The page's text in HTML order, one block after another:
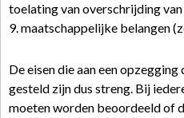
toelating van overschrijding
9. maatschappelijke belangen
De eisen die aan een
gesteld zijn dus streng. Bij
moeten worden beoordeeld of